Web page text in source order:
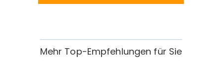
Mehr Top-Empfehlungen für Sie